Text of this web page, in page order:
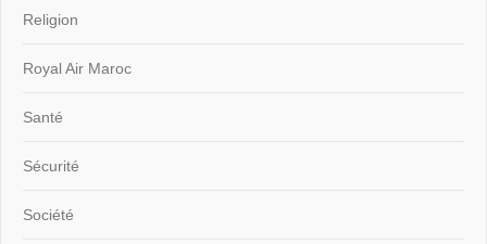
Religion
Royal Air Maroc
Santé
Sécurité
Société